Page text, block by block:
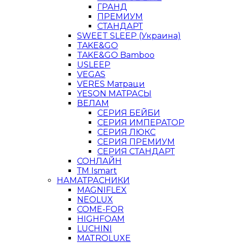
ГРАНД
ПРЕМИУМ
СТАНДАРТ
SWEET SLEEP (Украина)
TAKE&GO
TAKE&GO Bamboo
USLEEP
VEGAS
VERES Матраци
YESON МАТРАСЫ
ВЕЛАМ
СЕРИЯ БЕЙБИ
СЕРИЯ ИМПЕРАТОР
СЕРИЯ ЛЮКС
СЕРИЯ ПРЕМИУМ
СЕРИЯ СТАНДАРТ
СОНЛАЙН
ТМ Ismart
НАМАТРАСНИКИ
MAGNIFLEX
NEOLUX
COME-FOR
HIGHFOAM
LUCHINI
MATROLUXE